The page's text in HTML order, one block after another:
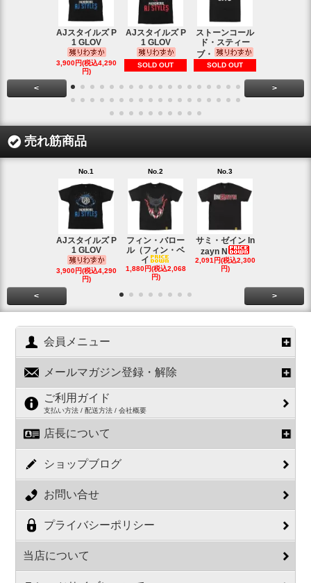
AJスタイルズ P
1 GLOV
3,900円(税込4,290
円)
AJスタイルズ P
1 GLOV
SOLD OUT
ストーンコール
ド・スティー
ブ・
SOLD OUT
< >
売れ筋商品
No.1
AJスタイルズ P
1 GLOV
3,900円(税込4,290
円)
No.2
フィン・バロー
ル（フィン・ベ
イ
1,880円(税込2,068
円)
No.3
サミ・ゼイン In
zayn N
2,091円(税込2,300
円)
< >
会員メニュー
メールマガジン登録・解除
ご利用ガイド
支払い方法 / 配送方法 / 会社概要
店長について
ショップブログ
お問い合せ
プライバシーポリシー
当店について